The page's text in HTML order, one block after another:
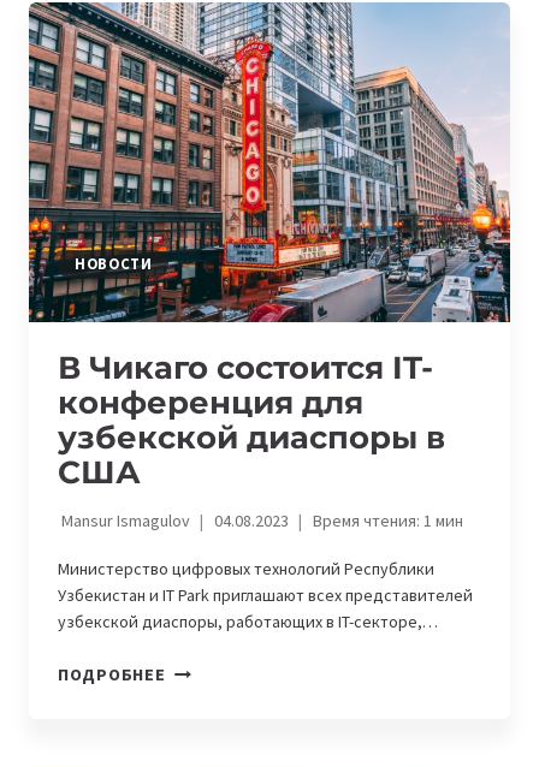
ВЫЙТИ
НА
РЫНОК
УЗБЕКИСТАНА
НОВОСТИ
В Чикаго состоится IT-
конференция для
узбекской диаспоры в
США
Mansur Ismagulov 04.08.2023 Время чтения: 1мин
Министерство цифровых технологий Республики
Узбекистан и IT Park приглашают всех представителей
узбекской диаспоры, работающих в IT-секторе,…
ПОДРОБНЕЕ В